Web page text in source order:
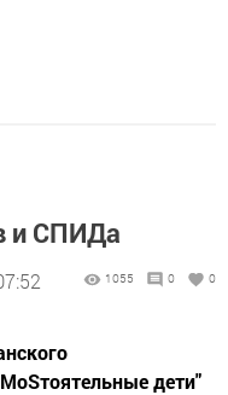
и СПИДа
1055 0 0
дети"